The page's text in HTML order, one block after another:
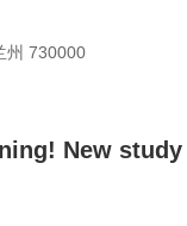
州 730000
New